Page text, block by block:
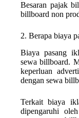
Besaran pajak
billboard non
2. Berapa biaya
Biaya pasang
sewa billboard.
keperluan
dengan sewa
Terkait biaya
dipengaruhi